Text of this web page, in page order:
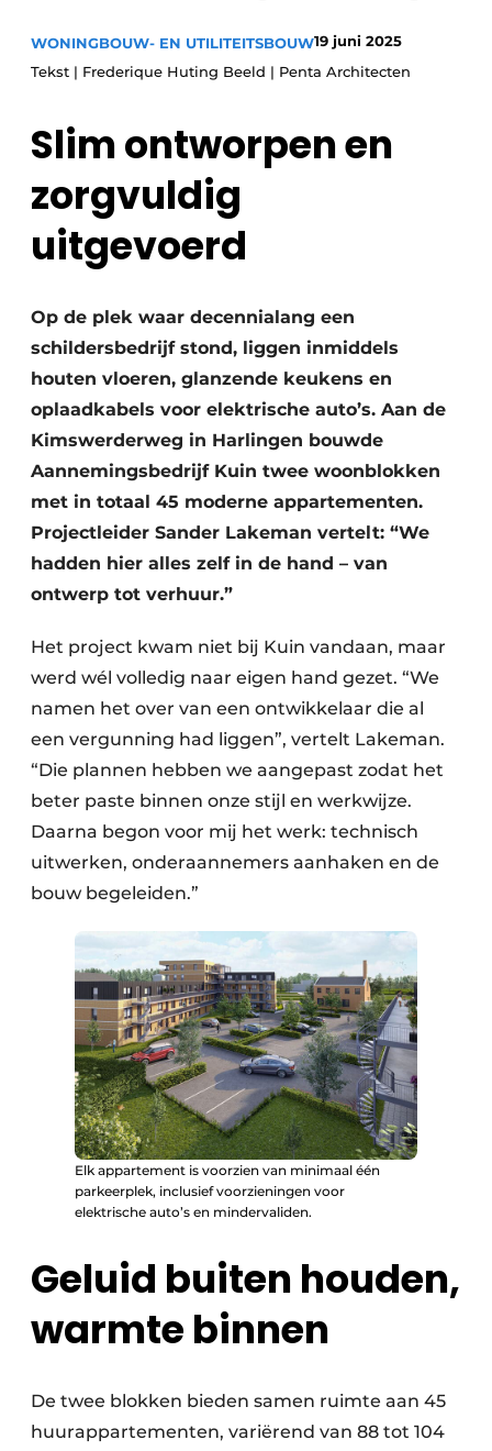
Privacy / Cookie statement
Vacature aanmelden
Video’s
Modulair bouwen
WONINGBOUW- EN UTILITEITSBOUW19 juni 2025
Tekst | Frederique Huting Beeld | Penta Architecten
Slim ontworpen en
zorgvuldig
uitgevoerd
Op de plek waar decennialang een
schildersbedrijf stond, liggen inmiddels
houten vloeren, glanzende keukens en
oplaadkabels voor elektrische auto’s. Aan de
Kimswerderweg in Harlingen bouwde
Aannemingsbedrijf Kuin twee woonblokken
met in totaal 45 moderne appartementen.
Projectleider Sander Lakeman vertelt: “We
hadden hier alles zelf in de hand – van
ontwerp tot verhuur.”
Het project kwam niet bij Kuin vandaan, maar
werd wél volledig naar eigen hand gezet. “We
namen het over van een ontwikkelaar die al
een vergunning had liggen”, vertelt Lakeman.
“Die plannen hebben we aangepast zodat het
beter paste binnen onze stijl en werkwijze.
Daarna begon voor mij het werk: technisch
uitwerken, onderaannemers aanhaken en de
bouw begeleiden.”
Elk appartement is voorzien van minimaal één
parkeerplek, inclusief voorzieningen voor
elektrische auto’s en mindervaliden.
Geluid buiten houden,
warmte binnen
De twee blokken bieden samen ruimte aan 45
huurappartementen, variërend van 88 tot 104